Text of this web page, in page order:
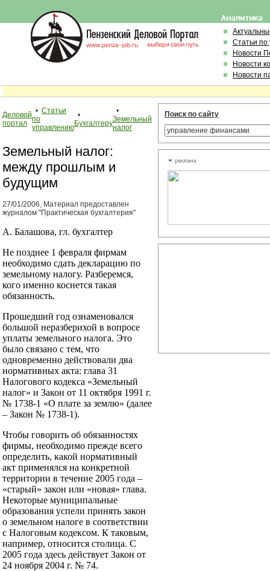
Статьи по
Новости
Новости
Новости
Деловой
портал
• Статьи
по
управлению
•
Бухгалтеру
•
Земельный
налог
Земельный налог:
между прошлым и
будущим
27/01/2006, Материал предоставлен
журналом "Практическая бухгалтерия"
А. Балашова, гл. бухгалтер
Не позднее 1 февраля фирмам
необходимо сдать декларацию по
земельному налогу. Разберемся,
кого именно коснется такая
обязанность.
Прошедший год ознаменовался
большой неразберихой в вопросе
уплаты земельного налога. Это
было связано с тем, что
одновременно действовали два
нормативных акта: глава 31
Налогового кодекса «Земельный
налог» и Закон от 11 октября 1991 г.
№ 1738-1 «О плате за землю» (далее
– Закон № 1738-1).
Чтобы говорить об обязанностях
фирмы, необходимо прежде всего
определить, какой нормативный
акт применялся на конкретной
территории в течение 2005 года –
«старый» закон или «новая» глава.
Некоторые муниципальные
образования успели принять закон
о земельном налоге в соответствии
с Налоговым кодексом. К таковым,
например, относится столица. С
2005 года здесь действует Закон от
24 ноября 2004 г. № 74.
Поиск по сайту